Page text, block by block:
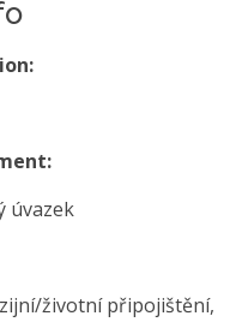
úvazek
životní připojištění,